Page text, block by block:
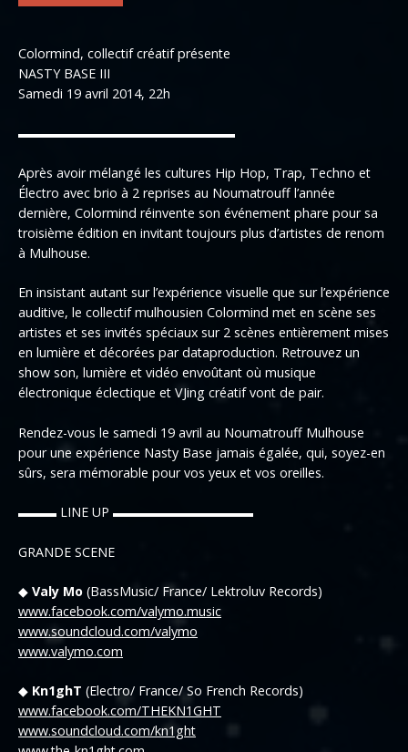
Colormind, collectif créatif présente
NASTY BASE III
Samedi 19 avril 2014, 22h
▬▬▬▬▬▬▬▬▬▬▬▬▬▬▬▬▬
Après avoir mélangé les cultures Hip Hop, Trap, Techno et
Électro avec brio à 2 reprises au Noumatrouff l’année
dernière, Colormind réinvente son événement phare pour sa
troisième édition en invitant toujours plus d’artistes de renom
à Mulhouse.
En insistant autant sur l’expérience visuelle que sur l’expérience
auditive, le collectif mulhousien Colormind met en scène ses
artistes et ses invités spéciaux sur 2 scènes entièrement mises
en lumière et décorées par dataproduction. Retrouvez un
show son, lumière et vidéo envoûtant où musique
électronique éclectique et VJing créatif vont de pair.
Rendez-vous le samedi 19 avril au Noumatrouff Mulhouse
pour une expérience Nasty Base jamais égalée, qui, soyez-en
sûrs, sera mémorable pour vos yeux et vos oreilles.
▬▬▬ LINE UP ▬▬▬▬▬▬▬▬▬▬▬
GRANDE SCENE
◆ Valy Mo (BassMusic/ France/ Lektroluv Records)
www.facebook.com/valymo.music
www.soundcloud.com/valymo
www.valymo.com
◆ Kn1ghT (Electro/ France/ So French Records)
www.facebook.com/THEKN1GHT
www.soundcloud.com/kn1ght